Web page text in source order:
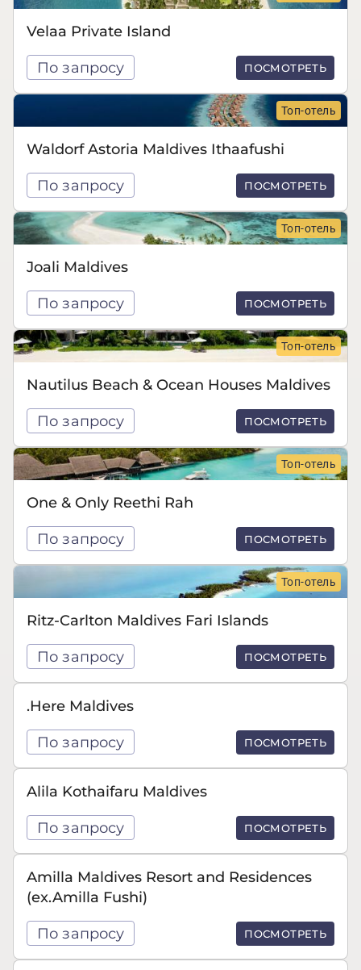
Velaa Private Island
По запросу ПОСМОТРЕТЬ
Топ-отель
Waldorf Astoria Maldives Ithaafushi
По запросу ПОСМОТРЕТЬ
Топ-отель
Joali Maldives
По запросу ПОСМОТРЕТЬ
Топ-отель
Nautilus Beach & Ocean Houses Maldives
По запросу ПОСМОТРЕТЬ
Топ-отель
One & Only Reethi Rah
По запросу ПОСМОТРЕТЬ
Топ-отель
Ritz-Carlton Maldives Fari Islands
По запросу ПОСМОТРЕТЬ
.Here Maldives
По запросу ПОСМОТРЕТЬ
Alila Kothaifaru Maldives
По запросу ПОСМОТРЕТЬ
Amilla Maldives Resort and Residences
(ex.Amilla Fushi)
По запросу ПОСМОТРЕТЬ